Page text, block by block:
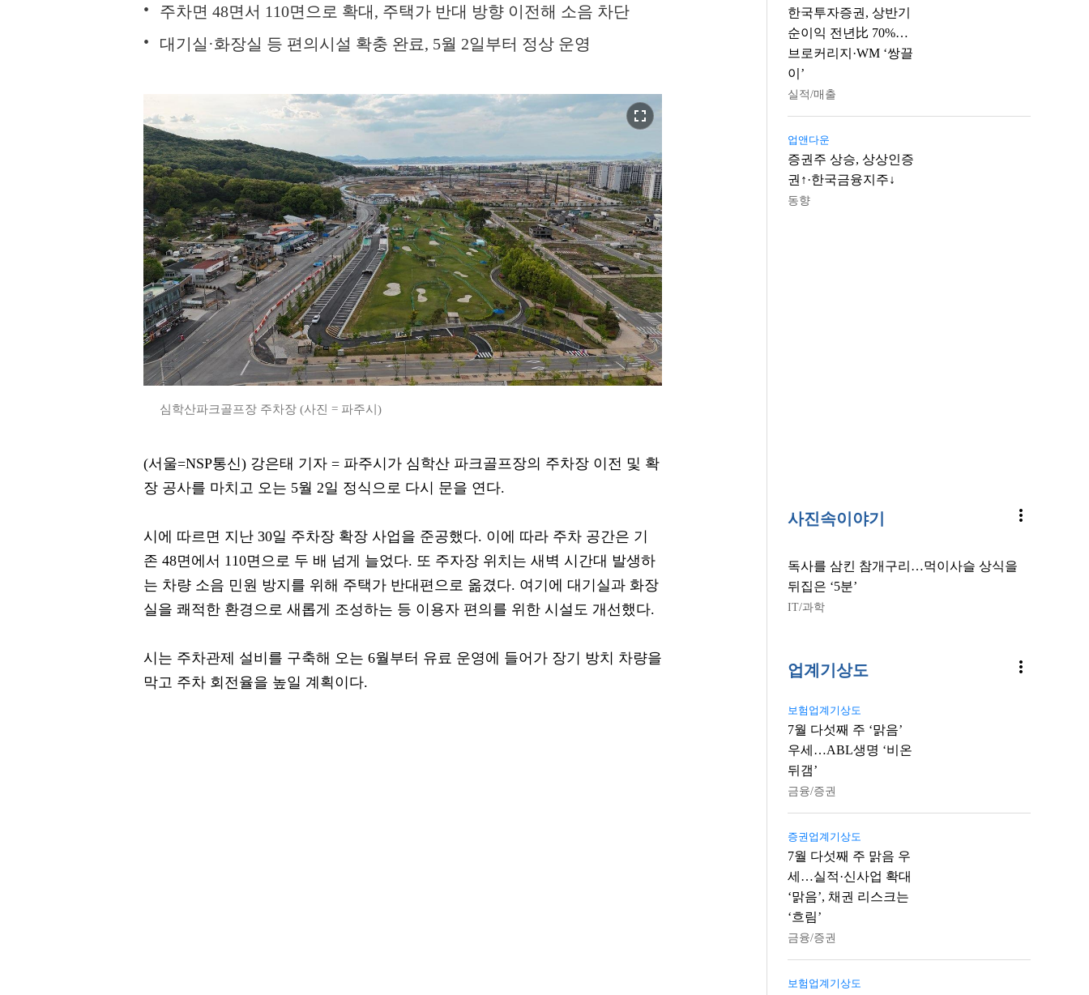
주차면 48면서 110면으로 확대, 주택가 반대 방향 이전해 소음 차단
대기실·화장실 등 편의시설 확충 완료, 5월 2일부터 정상 운영
fullscreen
심학산파크골프장 주차장 (사진 = 파주시)
(서울=NSP통신) 강은태 기자 = 파주시가 심학산 파크골프장의 주차장 이전 및 확
장 공사를 마치고 오는 5월 2일 정식으로 다시 문을 연다.
시에 따르면 지난 30일 주차장 확장 사업을 준공했다. 이에 따라 주차 공간은 기
존 48면에서 110면으로 두 배 넘게 늘었다. 또 주자장 위치는 새벽 시간대 발생하
는 차량 소음 민원 방지를 위해 주택가 반대편으로 옮겼다. 여기에 대기실과 화장
실을 쾌적한 환경으로 새롭게 조성하는 등 이용자 편의를 위한 시설도 개선했다.
시는 주차관제 설비를 구축해 오는 6월부터 유료 운영에 들어가 장기 방치 차량을
막고 주차 회전율을 높일 계획이다.
한국투자증권, 상반기
순이익 전년比 70%…
브로커리지·WM ‘쌍끌
이’
실적/매출
업앤다운
증권주 상승, 상상인증
권↑·한국금융지주↓
동향
사진속이야기 more_vert
독사를 삼킨 참개구리…먹이사슬 상식을
뒤집은 ‘5분’
IT/과학
업계기상도 more_vert
보험업계기상도
7월 다섯째 주 ‘맑음’
우세…ABL생명 ‘비온
뒤갬’
금융/증권
증권업계기상도
7월 다섯째 주 맑음 우
세…실적·신사업 확대
‘맑음’, 채권 리스크는
‘흐림’
금융/증권
보험업계기상도